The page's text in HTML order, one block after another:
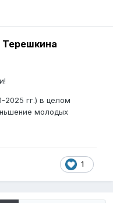
Терешкина
2025 гг.) в целом
молодых
1